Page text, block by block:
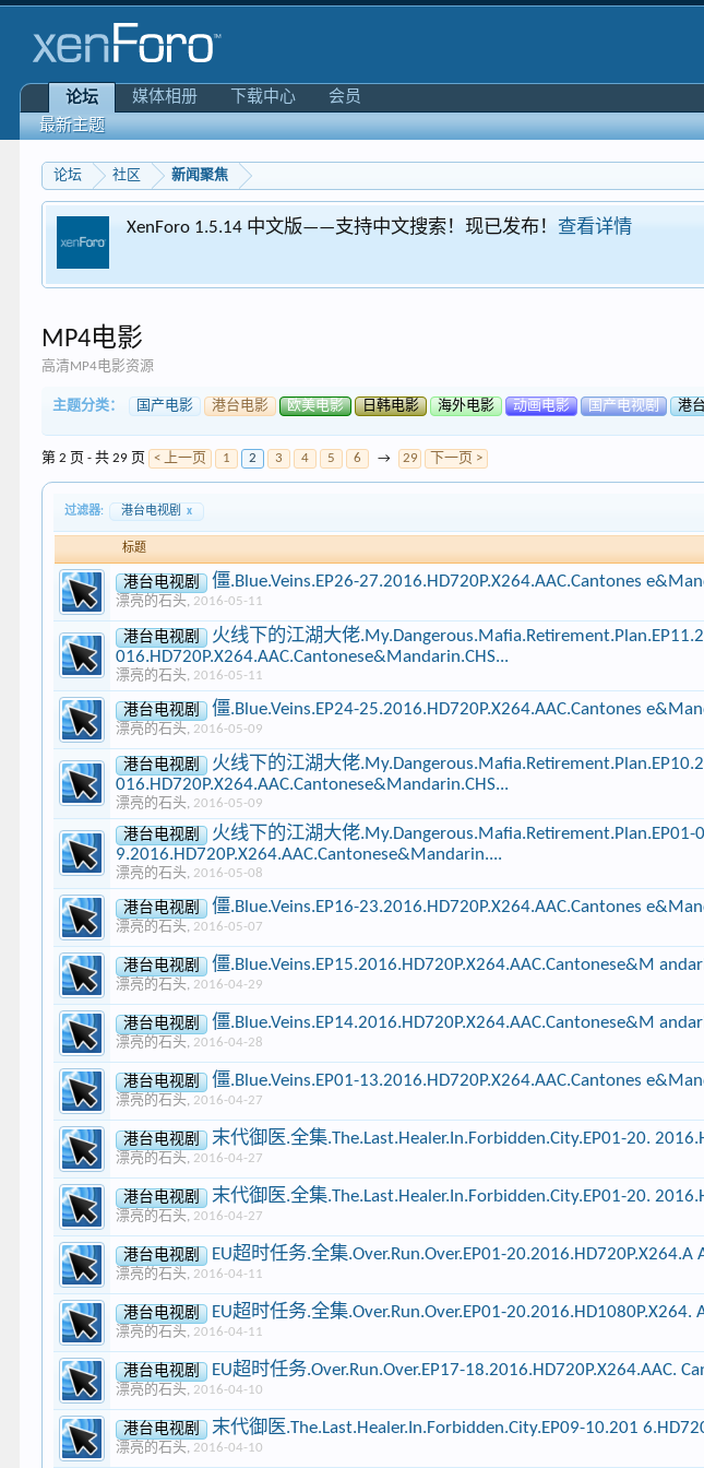
论坛 社区 新闻聚焦
XenForo 1.5.14 中文版——支持中文搜索！现已发布！查看详情
MP4电影
高清MP4电影资源
主题分类： 国产电影 港台电影 欧美电影 日韩电影 海外电影 动画电影 国产电视剧 港
第 2 页 - 共 29 页 < 上一页 1 2 3 4 5 6 → 29 下一页 >
过滤器: 港台电视剧 x
标题
港台电视剧 僵.Blue.Veins.EP26-27.2016.HD720P.X264.AAC.Cantones
漂亮的石头, 2016-05-11
港台电视剧
火线下的江湖大佬.My.Dangerous.Mafia.Retirement.Plan.EP11.2
016.HD720P.X264.AAC.Cantonese&Mandarin.CHS...
漂亮的石头, 2016-05-11
港台电视剧 僵.Blue.Veins.EP24-25.2016.HD720P.X264.AAC.Cantones
漂亮的石头, 2016-05-09
港台电视剧
火线下的江湖大佬.My.Dangerous.Mafia.Retirement.Plan.EP10.2
016.HD720P.X264.AAC.Cantonese&Mandarin.CHS...
漂亮的石头, 2016-05-09
港台电视剧
火线下的江湖大佬.My.Dangerous.Mafia.Retirement.Plan.EP01-0
9.2016.HD720P.X264.AAC.Cantonese&Mandarin....
漂亮的石头, 2016-05-08
港台电视剧 僵.Blue.Veins.EP16-23.2016.HD720P.X264.AAC.Cantones
漂亮的石头, 2016-05-07
港台电视剧 僵.Blue.Veins.EP15.2016.HD720P.X264.AAC.Cantonese&M
漂亮的石头, 2016-04-29
港台电视剧 僵.Blue.Veins.EP14.2016.HD720P.X264.AAC.Cantonese&M
漂亮的石头, 2016-04-28
港台电视剧 僵.Blue.Veins.EP01-13.2016.HD720P.X264.AAC.Cantones
漂亮的石头, 2016-04-27
港台电视剧 末代御医.全集.The.Last.Healer.In.Forbidden.City.EP01-20.
漂亮的石头, 2016-04-27
港台电视剧 末代御医.全集.The.Last.Healer.In.Forbidden.City.EP01-20.
漂亮的石头, 2016-04-27
港台电视剧 EU超时任务.全集.Over.Run.Over.EP01-
漂亮的石头, 2016-04-11
港台电视剧 EU超时任务.全集.Over.Run.Over.EP01-
漂亮的石头, 2016-04-11
港台电视剧 EU超时任务.Over.Run.Over.EP17-18.2016.HD720P.X264.AAC.
漂亮的石头, 2016-04-10
港台电视剧 末代御医.The.Last.Healer.In.Forbidden.City.EP09-10.201
漂亮的石头, 2016-04-10
论坛
最新主题
媒体相册 下载中心 会员